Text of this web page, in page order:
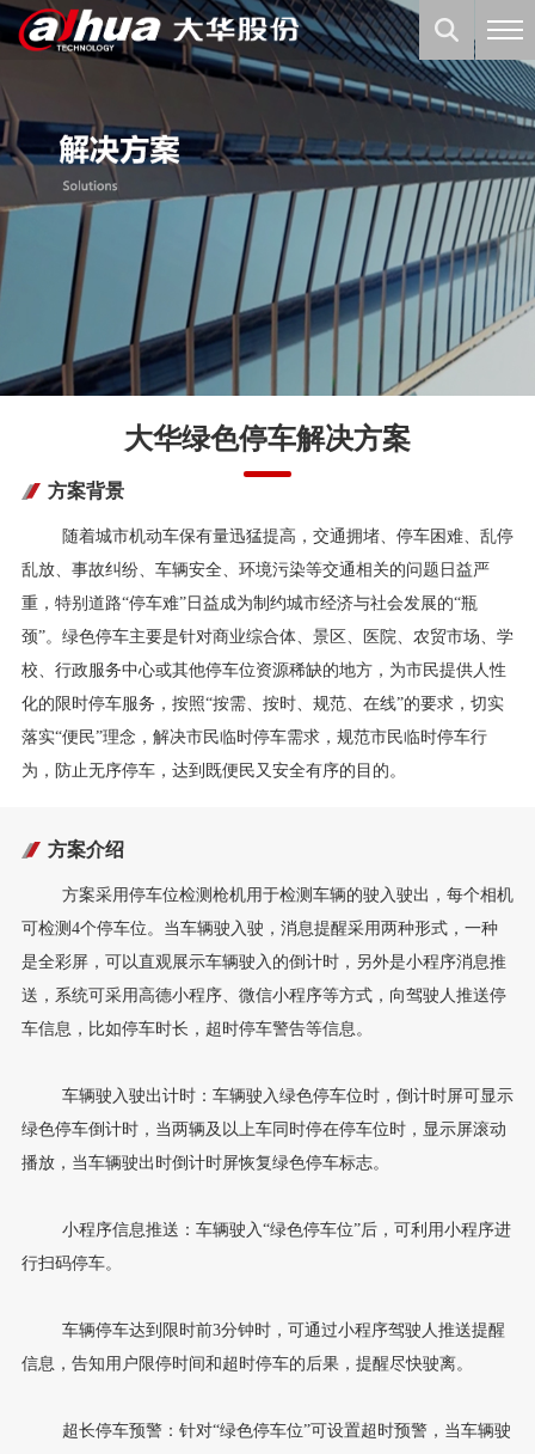
大华绿色停车解决方案
方案背景
随着城市机动车保有量迅猛提高，交通拥堵、停车困难、乱停
乱放、事故纠纷、车辆安全、环境污染等交通相关的问题日益严
重，特别道路“停车难”日益成为制约城市经济与社会发展的“瓶
颈”。绿色停车主要是针对商业综合体、景区、医院、农贸市场、学
校、行政服务中心或其他停车位资源稀缺的地方，为市民提供人性
化的限时停车服务，按照“按需、按时、规范、在线”的要求，切实
落实“便民”理念，解决市民临时停车需求，规范市民临时停车行
为，防止无序停车，达到既便民又安全有序的目的。
方案介绍
方案采用停车位检测枪机用于检测车辆的驶入驶出，每个相机
可检测4个停车位。当车辆驶入驶，消息提醒采用两种形式，一种
是全彩屏，可以直观展示车辆驶入的倒计时，另外是小程序消息推
送，系统可采用高德小程序、微信小程序等方式，向驾驶人推送停
车信息，比如停车时长，超时停车警告等信息。
车辆驶入驶出计时：车辆驶入绿色停车位时，倒计时屏可显示
绿色停车倒计时，当两辆及以上车同时停在停车位时，显示屏滚动
播放，当车辆驶出时倒计时屏恢复绿色停车标志。
小程序信息推送：车辆驶入“绿色停车位”后，可利用小程序进
行扫码停车。
车辆停车达到限时前3分钟时，可通过小程序驾驶人推送提醒
信息，告知用户限停时间和超时停车的后果，提醒尽快驶离。
超长停车预警：针对“绿色停车位”可设置超时预警，当车辆驶